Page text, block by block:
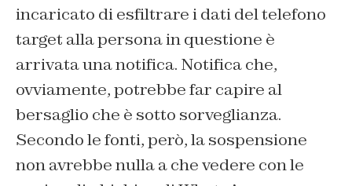
incaricato di esfiltrare i dati del telefono
target alla persona in questione è
arrivata una notifica. Notifica che,
ovviamente, potrebbe far capire al
bersaglio che è sotto sorveglianza.
Secondo le fonti, però, la sospensione
non avrebbe nulla a che vedere con le